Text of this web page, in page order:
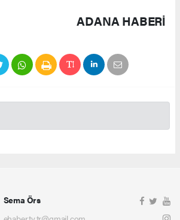
ADANA HABERİ
Sema Örs